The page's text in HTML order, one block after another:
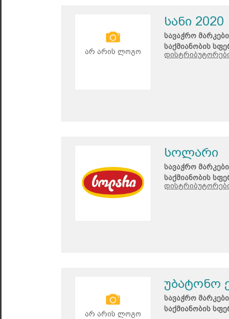
არ არის ლოგო
სანი 2020
სავაჭრო
საქმიანობის
სოლარი
სავაჭრო
საქმიანობის
არ არის ლოგო
უბატონო
სავაჭრო
საქმიანობის